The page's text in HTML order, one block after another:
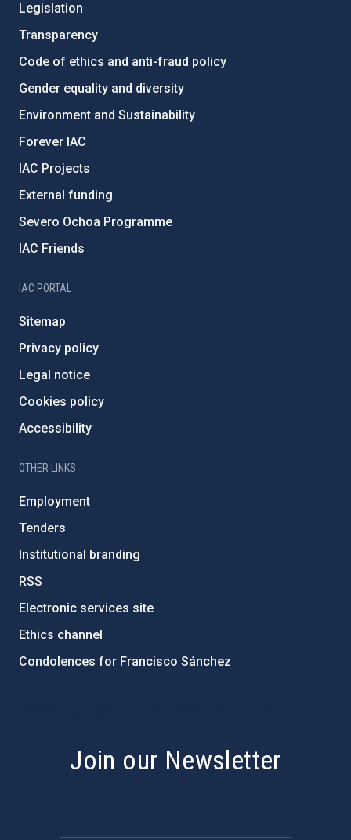
Legislation
Transparency
Code of ethics and anti-fraud policy
Gender equality and diversity
Environment and Sustainability
Forever IAC
IAC Projects
External funding
Severo Ochoa Programme
IAC Friends
IAC PORTAL
Sitemap
Privacy policy
Legal notice
Cookies policy
Accessibility
OTHER LINKS
Employment
Tenders
Institutional branding
RSS
Electronic services site
Ethics channel
Condolences for Francisco Sánchez
Join our Newsletter